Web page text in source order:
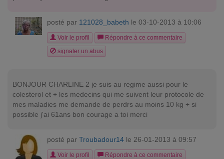
posté par 121028_babeth le 03-10-2013 à 10:06
Voir le profil
Répondre à ce commentaire
signaler un abus
BONJOUR CHARLINE 2 je suis au regime aussi pour le
colesterol et + les medecins qui me suivent leur protocole de
mes maladies me demande de perdrs au moins 10 kg + si
possible j'ai 61ans bon courage a toi merci
posté par Troubadour14 le 26-01-2013 à 09:57
Voir le profil
Répondre à ce commentaire